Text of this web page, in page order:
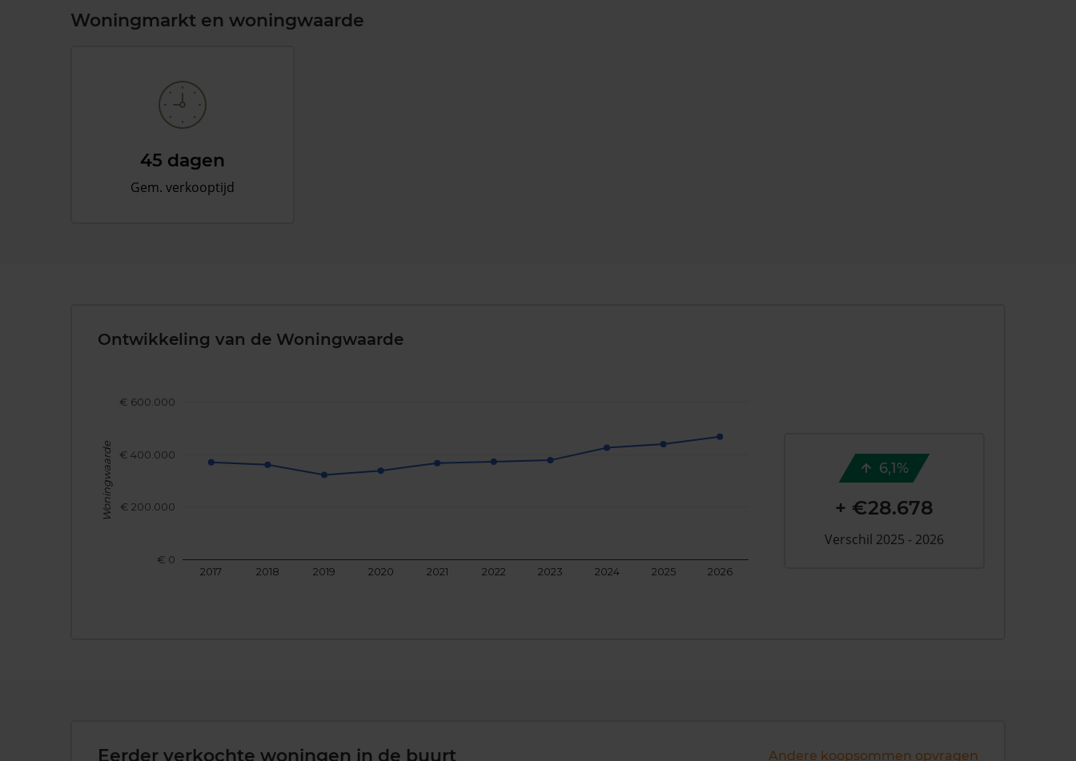
Woningmarkt en woningwaarde
45 dagen
Gem. verkooptijd
Ontwikkeling van de Woningwaarde
2017 2018 2019 2020 2021 2022 2023 2024 2025 2026
€ 0
€ 200.000
€ 400.000
€ 600.000
Woningwaarde 6,1%
+ €28.678
Verschil 2025 - 2026
Eerder verkochte woningen in de buurt Andere koopsommen opvragen